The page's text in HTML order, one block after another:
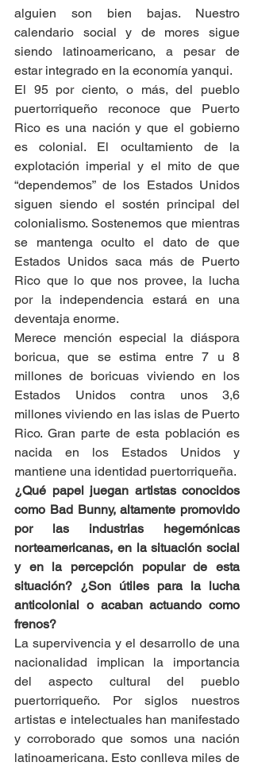
alguien son bien bajas. Nuestro
calendario social y de mores sigue
siendo latinoamericano, a pesar de
estar integrado en la economía yanqui.
El 95 por ciento, o más, del pueblo
puertorriqueño reconoce que Puerto
Rico es una nación y que el gobierno
es colonial. El ocultamiento de la
explotación imperial y el mito de que
“dependemos” de los Estados Unidos
siguen siendo el sostén principal del
colonialismo. Sostenemos que mientras
se mantenga oculto el dato de que
Estados Unidos saca más de Puerto
Rico que lo que nos provee, la lucha
por la independencia estará en una
deventaja enorme.
Merece mención especial la diáspora
boricua, que se estima entre 7 u 8
millones de boricuas viviendo en los
Estados Unidos contra unos 3,6
millones viviendo en las islas de Puerto
Rico. Gran parte de esta población es
nacida en los Estados Unidos y
mantiene una identidad puertorriqueña.
¿Qué papel juegan artistas conocidos
como Bad Bunny, altamente promovido
por las industrias hegemónicas
norteamericanas, en la situación social
y en la percepción popular de esta
situación? ¿Son útiles para la lucha
anticolonial o acaban actuando como
frenos?
La supervivencia y el desarrollo de una
nacionalidad implican la importancia
del aspecto cultural del pueblo
puertorriqueño. Por siglos nuestros
artistas e intelectuales han manifestado
y corroborado que somos una nación
latinoamericana. Esto conlleva miles de